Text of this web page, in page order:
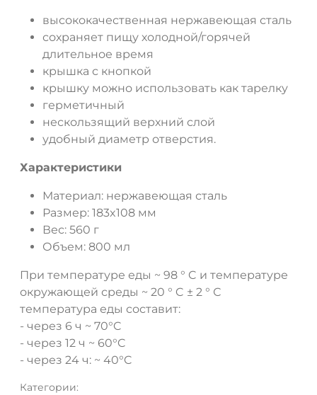
высококачественная нержавеющая сталь
сохраняет пищу холодной/горячей
длительное время
крышка с кнопкой
крышку можно использовать как тарелку
герметичный
нескользящий верхний слой
удобный диаметр отверстия.
Характеристики
Материал: нержавеющая сталь
Размер: 183x108 мм
Вес: 560 г
Объем: 800 мл
При температуре еды ~ 98 ° C и температуре
окружающей среды ~ 20 ° C ± 2 ° С
температура еды составит:
- через 6 ч ~ 70°C
- через 12 ч ~ 60°C
- через 24 ч: ~ 40°C
Категории: